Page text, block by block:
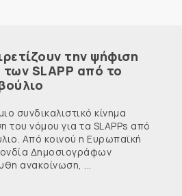
την ψήφιση
SLAPP από το
συνδικαλιστικό κίνημα
του νόμου για τα SLAPPs από
Από κοινού η Ευρωπαϊκή
Δημοσιογράφων
ανακοίνωση, ...